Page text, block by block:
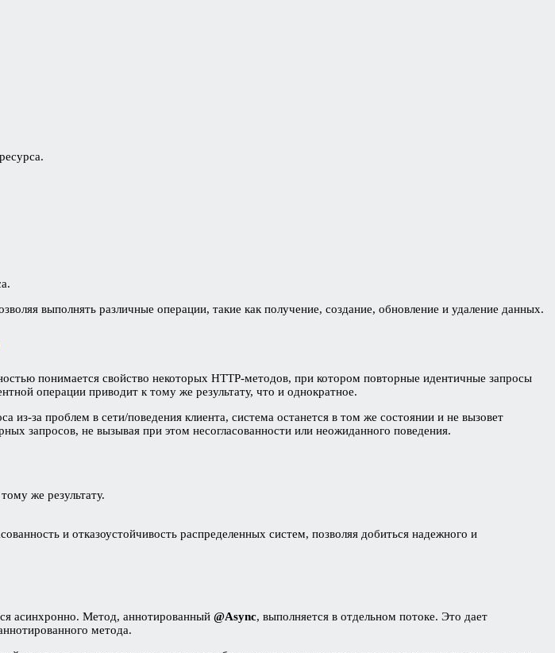
выполнять различные операции, такие как получение, создание, обновление и удаление данных.
понимается свойство некоторых HTTP-методов, при котором повторные идентичные запросы
операции приводит к тому же результату, что и однократное.
за проблем в сети/поведения клиента, система останется в том же состоянии и не вызовет
запросов, не вызывая при этом несогласованности или неожиданного поведения.
же результату.
и отказоустойчивость распределенных систем, позволяя добиться надежного и
асинхронно. Метод, аннотированный @Async, выполняется в отдельном потоке. Это дает
метода.